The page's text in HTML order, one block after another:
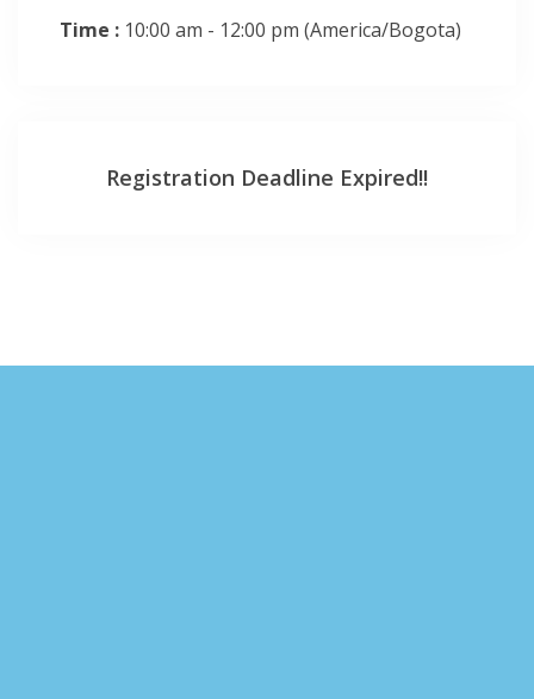
Time : 10:00 am - 12:00 pm (America/Bogota)
Registration Deadline Expired!!